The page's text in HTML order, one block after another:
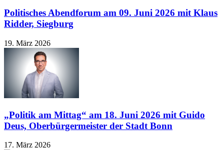
Politisches Abendforum am 09. Juni 2026 mit Klaus
Ridder, Siegburg
19. März 2026
„Politik am Mittag“ am 18. Juni 2026 mit Guido
Deus, Oberbürgermeister der Stadt Bonn
17. März 2026